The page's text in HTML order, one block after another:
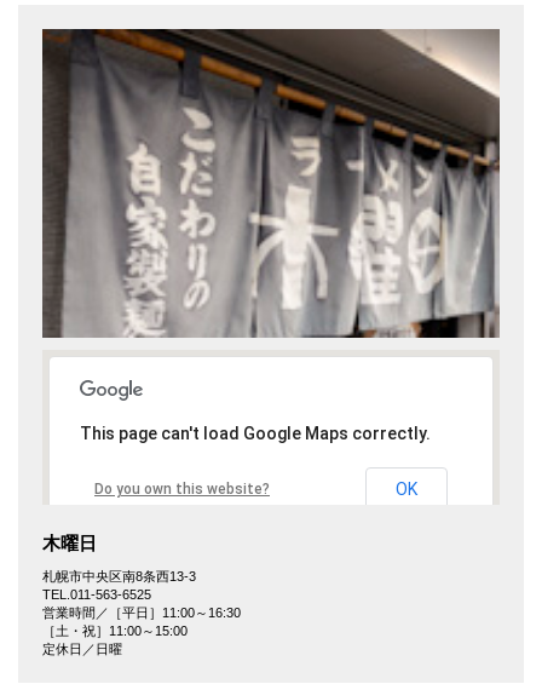
This page can't load Google Maps correctly.
Do you own this website? OK
木曜日
札幌市中央区南8条西13-3
TEL.011-563-6525
営業時間／［平日］11:00～16:30
［土・祝］11:00～15:00
定休日／日曜